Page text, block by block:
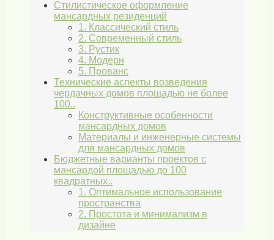
Стилистическое оформление
мансардных резиденций
1. Классический стиль
2. Современный стиль
3. Рустик
4. Модерн
5. Прованс
Технические аспекты возведения
чердачных домов площадью не более
100..
Конструктивные особенности
мансардных домов
Материалы и инженерные системы
для мансардных домов
Бюджетные варианты проектов с
мансардой площадью до 100
квадратных..
1. Оптимальное использование
пространства
2. Простота и минимализм в
дизайне